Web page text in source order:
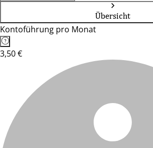
Übersicht
Kontoführung pro Monat
3,50 €